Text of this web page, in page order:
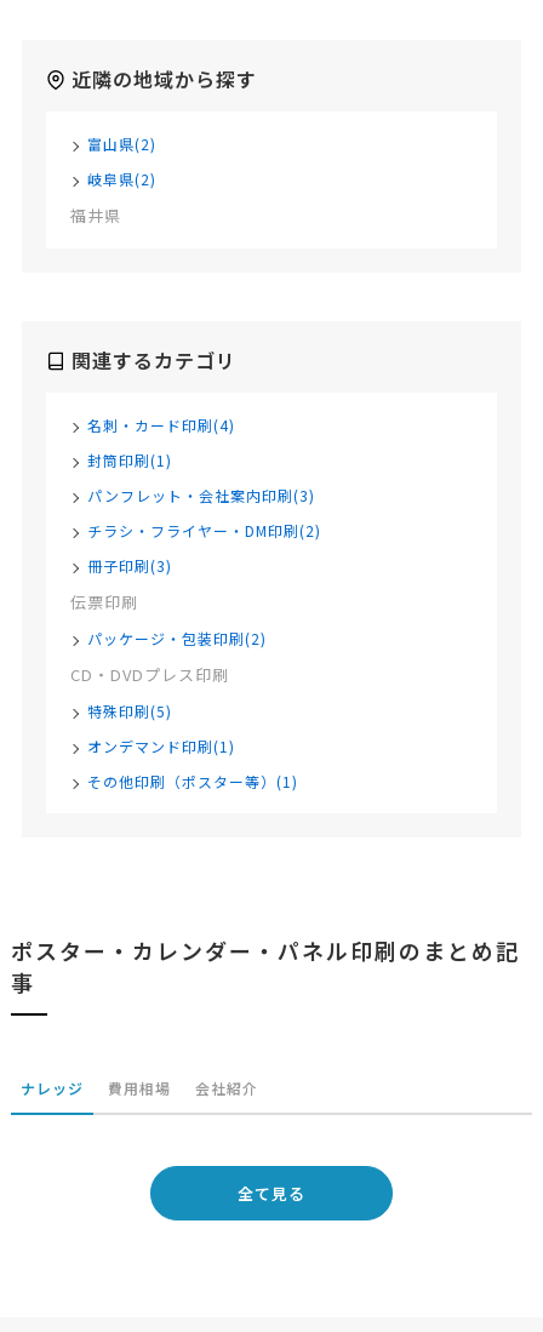
近隣の地域から探す
富山県(2)
岐阜県(2)
福井県
関連するカテゴリ
名刺・カード印刷(4)
封筒印刷(1)
パンフレット・会社案内印刷(3)
チラシ・フライヤー・DM印刷(2)
冊子印刷(3)
伝票印刷
パッケージ・包装印刷(2)
CD・DVDプレス印刷
特殊印刷(5)
オンデマンド印刷(1)
その他印刷（ポスター等）(1)
ポスター・カレンダー・パネル印刷のまとめ記
事
ナレッジ 費用相場 会社紹介
全て見る